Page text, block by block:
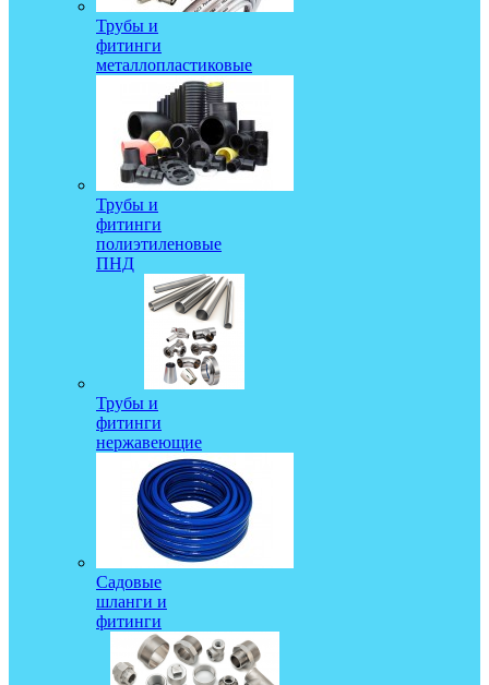
Трубы и
фитинги
металлопластиковые
Трубы и
фитинги
полиэтиленовые
ПНД
Трубы и
фитинги
нержавеющие
Садовые
шланги и
фитинги